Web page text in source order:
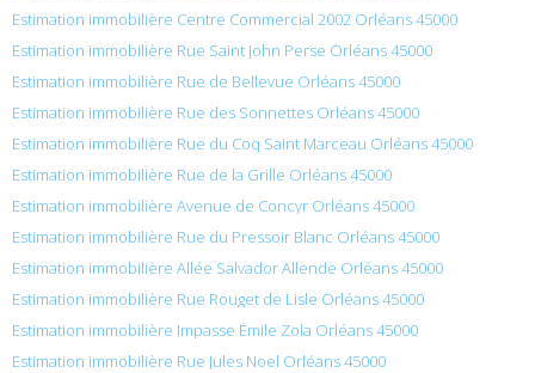
Estimation immobilière Centre Commercial 2002 Orléans 45000
Estimation immobilière Rue Saint John Perse Orléans 45000
Estimation immobilière Rue de Bellevue Orléans 45000
Estimation immobilière Rue des Sonnettes Orléans 45000
Estimation immobilière Rue du Coq Saint Marceau Orléans 45000
Estimation immobilière Rue de la Grille Orléans 45000
Estimation immobilière Avenue de Concyr Orléans 45000
Estimation immobilière Rue du Pressoir Blanc Orléans 45000
Estimation immobilière Allée Salvador Allende Orléans 45000
Estimation immobilière Rue Rouget de Lisle Orléans 45000
Estimation immobilière Impasse Émile Zola Orléans 45000
Estimation immobilière Rue Jules Noel Orléans 45000